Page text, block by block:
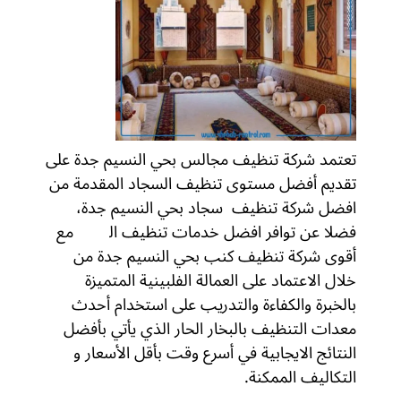
تعتمد شركة تنظيف مجالس بحي النسيم جدة على
تقديم أفضل مستوى تنظيف السجاد المقدمة من
افضل شركة تنظيف سجاد بحي النسيم جدة،
فضلا عن توافر افضل خدمات تنظيف ال مع
أقوى شركة تنظيف كنب بحي النسيم جدة من
خلال الاعتماد على العمالة الفلبينية المتميزة
بالخبرة والكفاءة والتدريب على استخدام أحدث
معدات التنظيف بالبخار الحار الذي يأتي بأفضل
النتائج الايجابية في أسرع وقت بأقل الأسعار و
التكاليف الممكنة.